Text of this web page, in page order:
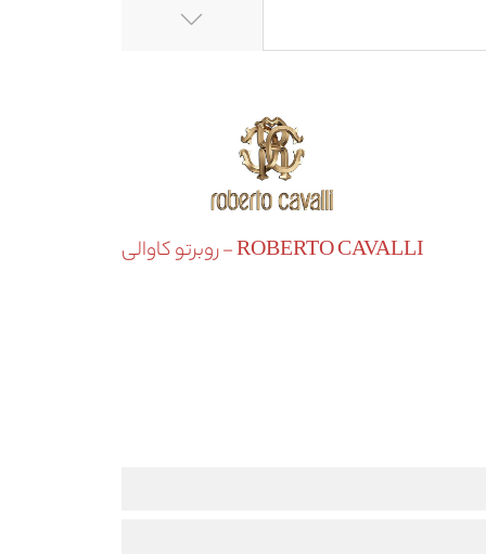
ROBERTO CAVALLI - روبرتو کاوالی